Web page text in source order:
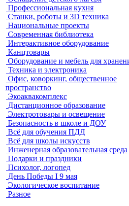
Профессиональная кухня
Станки, роботы и 3D техника
Национальные проекты
Современная библиотека
Интерактивное оборудование
Канцтовары
Оборудование и мебель для
Техника и электроника
Офис, коворкинг, общественное
пространство
Экоаквакомплекс
Дистанционное образование
Электротовары и освещение
Безопасность в школе и ДОУ
Всё для обучения ПДД
Всё для школы искусств
Инженерная образовательная среда
Подарки и праздники
Психолог, логопед
День Победы I 9 мая
Экологическое воспитание
Разное